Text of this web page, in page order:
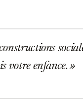
votre enfance.